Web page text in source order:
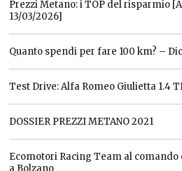
Prezzi Metano: i TOP del risparmio
13/03/2026]
Quanto spendi per fare 100 km? –
Test Drive: Alfa Romeo Giulietta 1.4
DOSSIER PREZZI METANO 2021
Ecomotori Racing Team al
a Bolzano